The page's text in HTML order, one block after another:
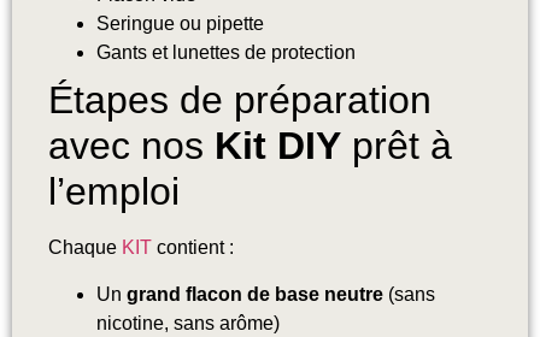
Seringue ou pipette
Gants et lunettes de protection
Étapes de préparation
avec nos Kit DIY prêt à
l’emploi
Chaque KIT contient :
Un grand flacon de base neutre (sans
nicotine, sans arôme)